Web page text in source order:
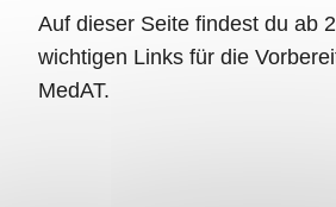
Englisch
Auf dieser Seite findest du ab
wichtigen Links für die
MedAT.